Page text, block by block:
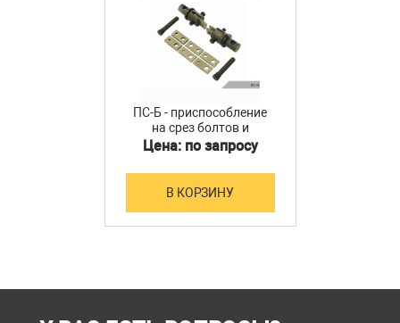
ПС-Б - приспособление
на срез болтов и
болтовых соединений
Цена: по запросу
В КОРЗИНУ